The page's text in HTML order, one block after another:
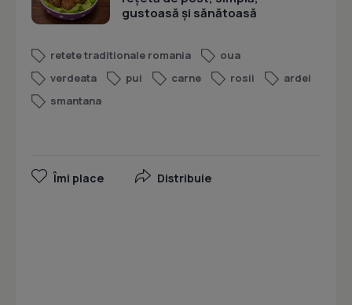
gustoasă și sănătoasă
retete traditionale romania
oua
verdeata
pui carne rosii
ardei
smantana
Îmi place Distribuie